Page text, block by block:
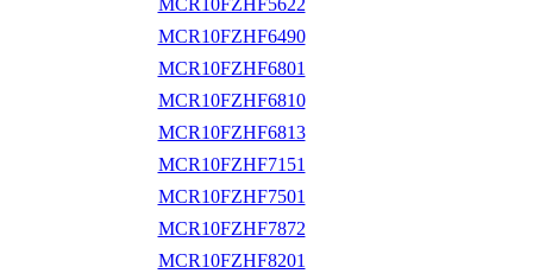
MCR10FZHF6490
MCR10FZHF6801
MCR10FZHF6810
MCR10FZHF6813
MCR10FZHF7151
MCR10FZHF7501
MCR10FZHF7872
MCR10FZHF8201